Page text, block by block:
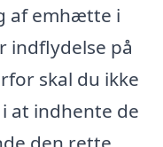
af emhætte i
indflydelse på
skal du ikke
at indhente de